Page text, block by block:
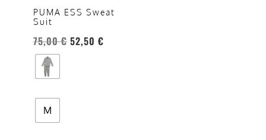
PUMA ESS Sweat
Suit
75,00€ 52,50 €
M
opzioni
possono
essere
scelte
nella
del
prodotto